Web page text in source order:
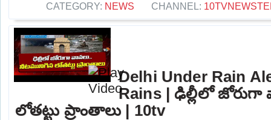
CATEGORY: NEWS CHANNEL:
Delhi Under Rain
Rains | ఢిల్లీలో
లోతట్టు ప్రాంతాలు | 10tv